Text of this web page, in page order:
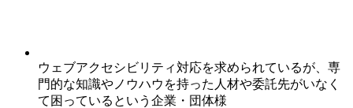
ウェブアクセシビリティ対応を求められているが、専
門的な知識やノウハウを持った人材や委託先がいなく
て困っているという企業・団体様